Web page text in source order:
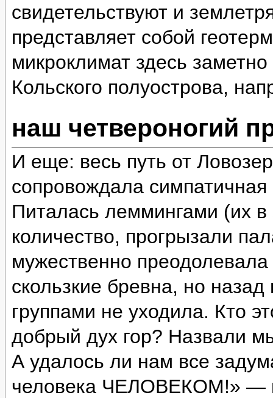
свидетельствуют и
представляет собой
микроклимат здесь
Кольского полуострова,
наш четвероногий
И еще: весь путь от
сопровождала симпатичная
Питалась леммингами (их
количество, прогрызали
мужественно
скользкие бревна, но
группами не уходила. Кто
добрый дух гор? Назвали
А удалось ли нам все
человека ЧЕЛОВЕКОМ!» —